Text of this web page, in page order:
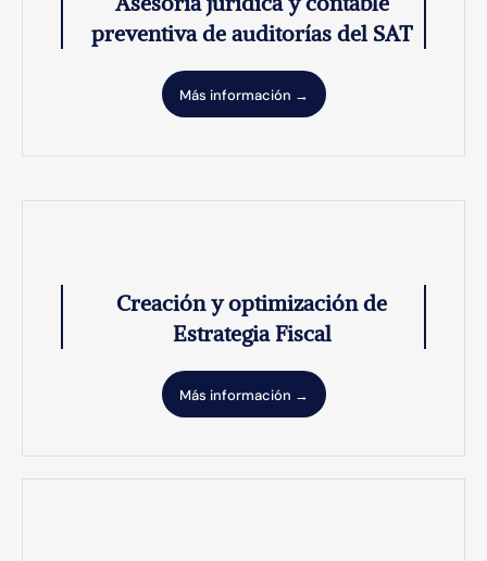
preventiva de auditorías del SAT
Más información →
Creación y optimización de
Estrategia Fiscal
Más información →